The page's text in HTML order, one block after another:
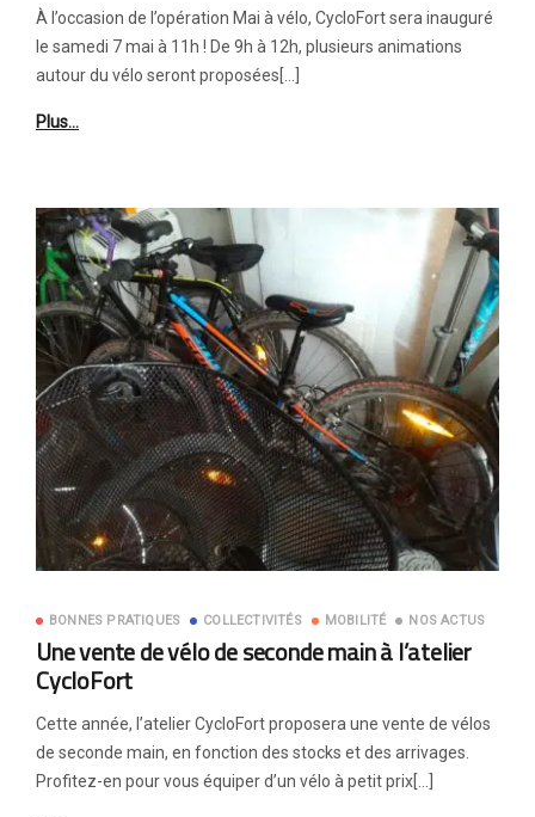
À l’occasion de l’opération Mai à vélo, CycloFort sera inauguré
le samedi 7 mai à 11h ! De 9h à 12h, plusieurs animations
autour du vélo seront proposées[…]
Plus…
BONNES PRATIQUES COLLECTIVITÉS MOBILITÉ NOS ACTUS
Une vente de vélo de seconde main à l’atelier
CycloFort
Cette année, l’atelier CycloFort proposera une vente de vélos
de seconde main, en fonction des stocks et des arrivages.
Profitez-en pour vous équiper d’un vélo à petit prix[…]